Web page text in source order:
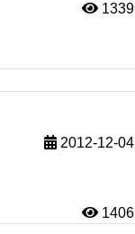
1339
2012-12-04
1406